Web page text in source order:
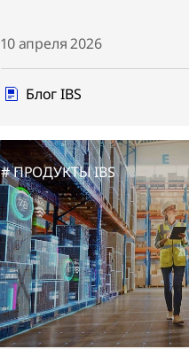
10 апреля 2026
Блог IBS
ПРОДУКТЫ IBS